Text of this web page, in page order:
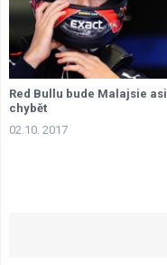
Red Bullu bude Malajsie asi
chybět
02.10. 2017